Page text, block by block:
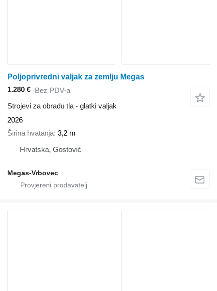
Poljoprivredni valjak za zemlju Megas
1.280 € Bez PDV-a
Strojevi za obradu tla - glatki valjak
2026
Širina hvatanja 3,2 m
Hrvatska, Gostović
Megas-Vrbovec